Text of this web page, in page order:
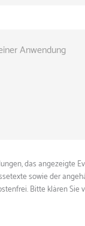
Anwendung
das angezeigte
sowie der
Bitte klären